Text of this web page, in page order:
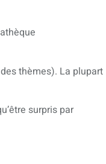
thèmes). La plupart
surpris par